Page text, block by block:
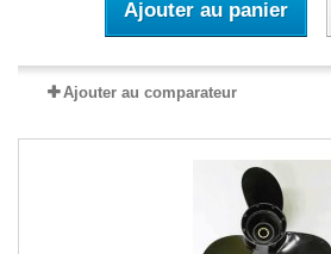
Ajouter au panier
Ajouter au comparateur